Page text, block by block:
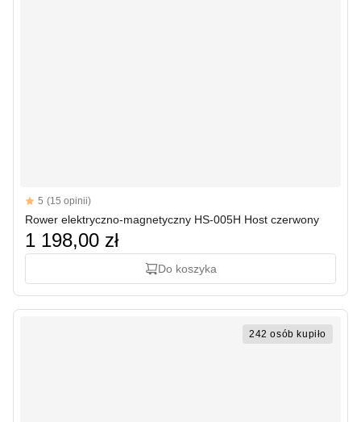
Reviews
5 out of 5 stars
5 (15 opinii)
Rower elektryczno-magnetyczny HS-005H Host czerwony
1 198,00 zł
Do koszyka
242 osób kupiło